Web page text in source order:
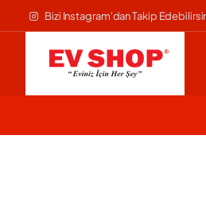
Bizi Instagram'dan Takip